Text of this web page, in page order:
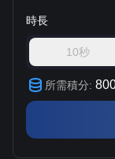
時長
10秒
所需積分: